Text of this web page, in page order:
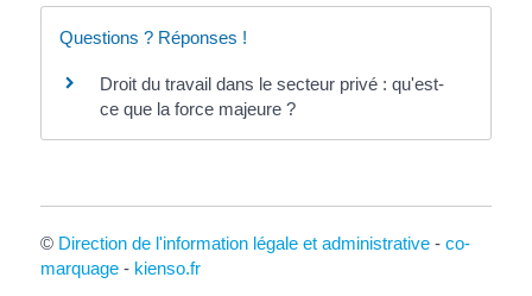
Questions ? Réponses !
Droit du travail dans le secteur privé : qu'est-
ce que la force majeure ?
© Direction de l'information légale et administrative- co-
marquage- kienso.fr